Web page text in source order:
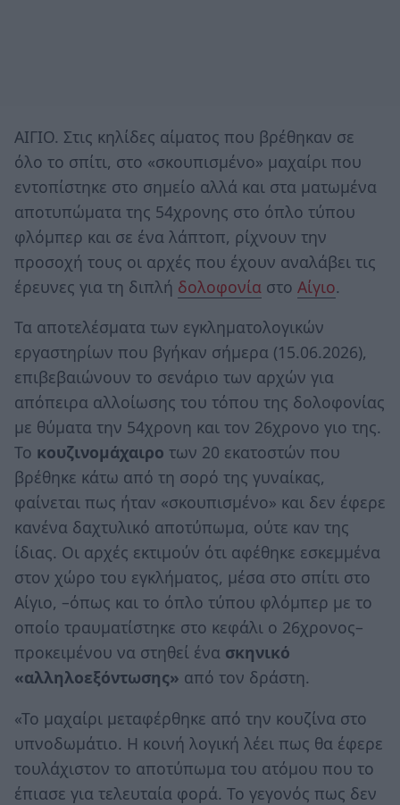
ΑΙΓΙΟ. Στις κηλίδες αίματος που βρέθηκαν σε
όλο το σπίτι, στο «σκουπισμένο» μαχαίρι που
εντοπίστηκε στο σημείο αλλά και στα ματωμένα
αποτυπώματα της 54χρονης στο όπλο τύπου
φλόμπερ και σε ένα λάπτοπ, ρίχνουν την
προσοχή τους οι αρχές που έχουν αναλάβει τις
έρευνες για τη διπλή δολοφονία στο Αίγιο.
Τα αποτελέσματα των εγκληματολογικών
εργαστηρίων που βγήκαν σήμερα (15.06.2026),
επιβεβαιώνουν το σενάριο των αρχών για
απόπειρα αλλοίωσης του τόπου της δολοφονίας
με θύματα την 54χρονη και τον 26χρονο γιο της.
Το κουζινομάχαιρο των 20 εκατοστών που
βρέθηκε κάτω από τη σορό της γυναίκας,
φαίνεται πως ήταν «σκουπισμένο» και δεν έφερε
κανένα δαχτυλικό αποτύπωμα, ούτε καν της
ίδιας. Οι αρχές εκτιμούν ότι αφέθηκε εσκεμμένα
στον χώρο του εγκλήματος, μέσα στο σπίτι στο
Αίγιο, –όπως και το όπλο τύπου φλόμπερ με το
οποίο τραυματίστηκε στο κεφάλι ο 26χρονος–
προκειμένου να στηθεί ένα σκηνικό
«αλληλοεξόντωσης» από τον δράστη.
«Το μαχαίρι μεταφέρθηκε από την κουζίνα στο
υπνοδωμάτιο. Η κοινή λογική λέει πως θα έφερε
τουλάχιστον το αποτύπωμα του ατόμου που το
έπιασε για τελευταία φορά. Το γεγονός πως δεν